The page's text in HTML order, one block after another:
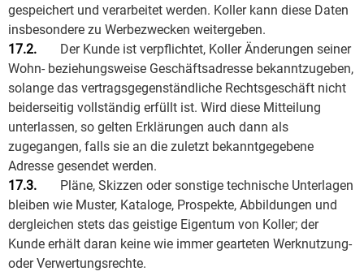
gespeichert und verarbeitet werden. Koller kann diese Daten
insbesondere zu Werbezwecken weitergeben.
17.2.
Der Kunde ist verpflichtet, Koller Änderungen seiner
Wohn- beziehungsweise Geschäftsadresse bekanntzugeben,
solange das vertragsgegenständliche Rechtsgeschäft nicht
beiderseitig vollständig erfüllt ist. Wird diese Mitteilung
unterlassen, so gelten Erklärungen auch dann als
zugegangen, falls sie an die zuletzt bekanntgegebene
Adresse gesendet werden.
17.3.
Pläne, Skizzen oder sonstige technische Unterlagen
bleiben wie Muster, Kataloge, Prospekte, Abbildungen und
dergleichen stets das geistige Eigentum von Koller; der
Kunde erhält daran keine wie immer gearteten Werknutzung-
oder Verwertungsrechte.